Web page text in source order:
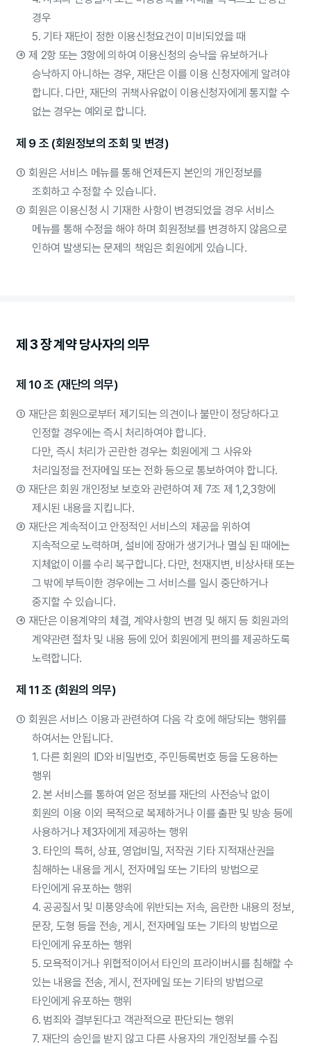
경우
5. 기타 재단이 정한 이용신청요건이 미비되었을 때
④ 제 2항 또는 3항에 의하여 이용신청의 승낙을 유보하거나
승낙하지 아니하는 경우, 재단은 이를 이용 신청자에게 알려야
합니다. 다만, 재단의 귀책사유없이 이용신청자에게 통지할 수
없는 경우는 예외로 합니다.
제 9 조 (회원정보의 조회 및 변경)
① 회원은 서비스 메뉴를 통해 언제든지 본인의 개인정보를
조회하고 수정할 수 있습니다.
② 회원은 이용신청 시 기재한 사항이 변경되었을 경우 서비스
메뉴를 통해 수정을 해야 하며 회원정보를 변경하지 않음으로
인하여 발생되는 문제의 책임은 회원에게 있습니다.
제 3 장 계약 당사자의 의무
제 10 조 (재단의 의무)
① 재단은 회원으로부터 제기되는 의견이나 불만이 정당하다고
인정할 경우에는 즉시 처리하여야 합니다.
다만, 즉시 처리가 곤란한 경우는 회원에게 그 사유와
처리일정을 전자메일 또는 전화 등으로 통보하여야 합니다.
② 재단은 회원 개인정보 보호와 관련하여 제 7조 제 1,2,3항에
제시된 내용을 지킵니다.
③ 재단은 계속적이고 안정적인 서비스의 제공을 위하여
지속적으로 노력하며, 설비에 장애가 생기거나 멸실 된 때에는
지체없이 이를 수리 복구합니다. 다만, 천재지변, 비상사태 또는
그 밖에 부득이한 경우에는 그 서비스를 일시 중단하거나
중지할 수 있습니다.
④ 재단은 이용계약의 체결, 계약사항의 변경 및 해지 등 회원과의
계약관련 절차 및 내용 등에 있어 회원에게 편의를 제공하도록
노력합니다.
제 11 조 (회원의 의무)
① 회원은 서비스 이용과 관련하여 다음 각 호에 해당되는 행위를
하여서는 안됩니다.
1. 다른 회원의 ID와 비밀번호, 주민등록번호 등을 도용하는
행위
2. 본 서비스를 통하여 얻은 정보를 재단의 사전승낙 없이
회원의 이용 이외 목적으로 복제하거나 이를 출판 및 방송 등에
사용하거나 제3자에게 제공하는 행위
3. 타인의 특허, 상표, 영업비밀, 저작권 기타 지적재산권을
침해하는 내용을 게시, 전자메일 또는 기타의 방법으로
타인에게 유포하는 행위
4. 공공질서 및 미풍양속에 위반되는 저속, 음란한 내용의 정보,
문장, 도형 등을 전송, 게시, 전자메일 또는 기타의 방법으로
타인에게 유포하는 행위
5. 모욕적이거나 위협적이어서 타인의 프라이버시를 침해할 수
있는 내용을 전송, 게시, 전자메일 또는 기타의 방법으로
타인에게 유포하는 행위
6. 범죄와 결부된다고 객관적으로 판단되는 행위
7. 재단의 승인을 받지 않고 다른 사용자의 개인정보를 수집